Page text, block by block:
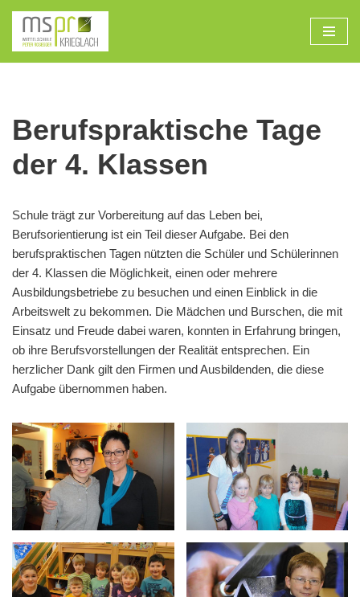
Zum
Inhalt
Berufspraktische Tage
der 4. Klassen
Schule trägt zur Vorbereitung auf das Leben bei,
Berufsorientierung ist ein Teil dieser Aufgabe. Bei den
berufspraktischen Tagen nützten die Schüler und Schülerinnen
der 4. Klassen die Möglichkeit, einen oder mehrere
Ausbildungsbetriebe zu besuchen und einen Einblick in die
Arbeitswelt zu bekommen. Die Mädchen und Burschen, die mit
Einsatz und Freude dabei waren, konnten in Erfahrung bringen,
ob ihre Berufsvorstellungen der Realität entsprechen. Ein
herzlicher Dank gilt den Firmen und Ausbildenden, die diese
Aufgabe übernommen haben.